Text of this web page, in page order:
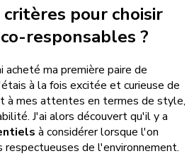
pour choisir
responsables ?
acheté ma première paire de
à la fois excitée et curieuse de
à mes attentes en termes de style,
J'ai alors découvert qu'il y a
à considérer lorsque l'on
de l'environnement.